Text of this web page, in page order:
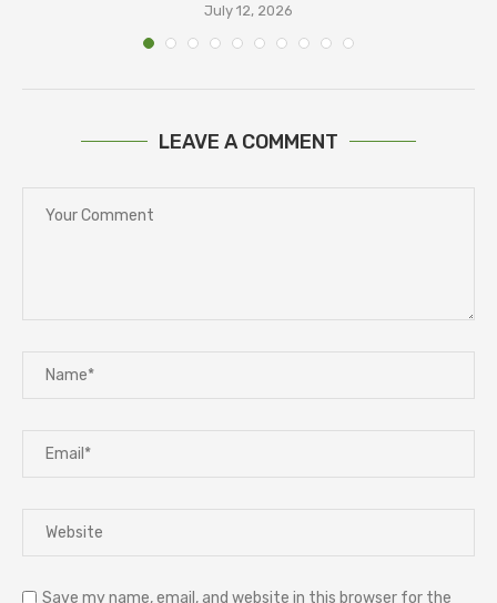
July 12, 2026
LEAVE A COMMENT
Save my name, email, and website in this browser for the